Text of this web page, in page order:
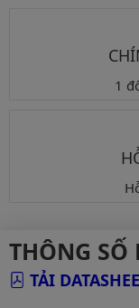
1
THÔNG SỐ
TẢI